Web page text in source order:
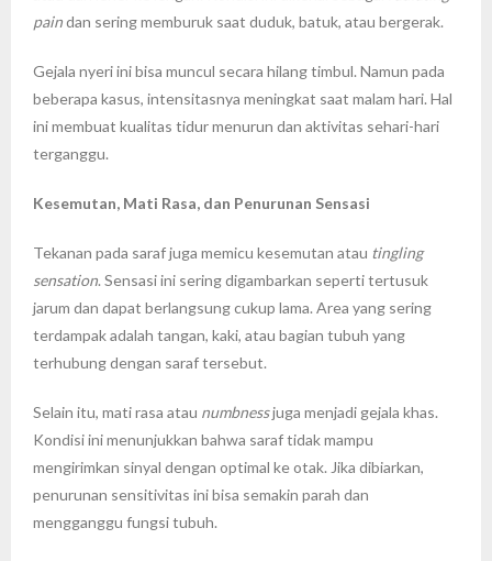
paindan sering memburuk saat duduk, batuk, atau bergerak.
Gejala nyeri ini bisa muncul secara hilang timbul. Namun pada
beberapa kasus, intensitasnya meningkat saat malam hari. Hal
ini membuat kualitas tidur menurun dan aktivitas sehari-hari
terganggu.
Kesemutan, Mati Rasa, dan Penurunan Sensasi
Tekanan pada saraf juga memicu kesemutan atau tingling
sensation. Sensasi ini sering digambarkan seperti tertusuk
jarum dan dapat berlangsung cukup lama. Area yang sering
terdampak adalah tangan, kaki, atau bagian tubuh yang
terhubung dengan saraf tersebut.
Selain itu, mati rasa atau numbnessjuga menjadi gejala khas.
Kondisi ini menunjukkan bahwa saraf tidak mampu
mengirimkan sinyal dengan optimal ke otak. Jika dibiarkan,
penurunan sensitivitas ini bisa semakin parah dan
mengganggu fungsi tubuh.